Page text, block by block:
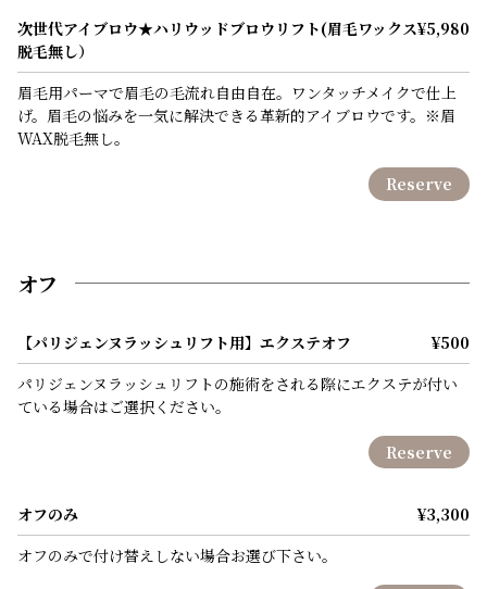
次世代アイブロウ★ハリウッドブロウリフト(眉毛ワックス
脱毛無し）
¥5,980
眉毛用パーマで眉毛の毛流れ自由自在。ワンタッチメイクで仕上
げ。眉毛の悩みを一気に解決できる革新的アイブロウです。※眉
WAX脱毛無し。
Reserve
オフ
【パリジェンヌラッシュリフト用】エクステオフ
¥500
パリジェンヌラッシュリフトの施術をされる際にエクステが付い
ている場合はご選択ください。
Reserve
オフのみ
¥3,300
オフのみで付け替えしない場合お選び下さい。